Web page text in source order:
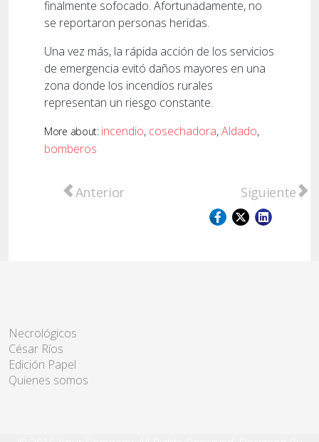
finalmente sofocado. Afortunadamente, no
se reportaron personas heridas.
Una vez más, la rápida acción de los servicios
de emergencia evitó daños mayores en una
zona donde los incendios rurales
representan un riesgo constante.
More about: incendio, cosechadora,Aldado,
bomberos
Artículo anterior: Este domingo se
Anterior Artículo
Siguiente
Necrológicos
César Ríos
Edición Papel
Quienes somos